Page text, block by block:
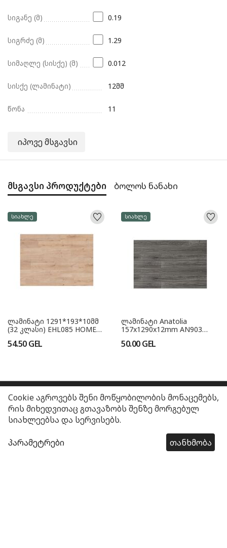
სიგანე (მ) 0.19
სიგრძე (მ) 1.29
სიმაღლე (სისქე) (მ) 0.012
სისქე (ლამინატი) 12მმ
წონა 11
იპოვე მსგავსი
მსგავსი პროდუქტები ბოლოს ნანახი
სიახლე
ლამინატი 1291*193*10მმ
(32 კლასი) EHL085 HOME
GER
54.50GEL
სიახლე
ლამინატი Anatolia
157x1290x12mm AN903
Fume ვიწრო (33 კლასი)
50.00GEL
ჩვენს შესახებ
Cookie აგროვებს შენი მოწყობილობის მონაცემებს,
რის მიხედვითაც გთავაზობს შენზე მორგებულ
სიახლეებსა და სერვისებს.
პარამეტრები თანხმობა